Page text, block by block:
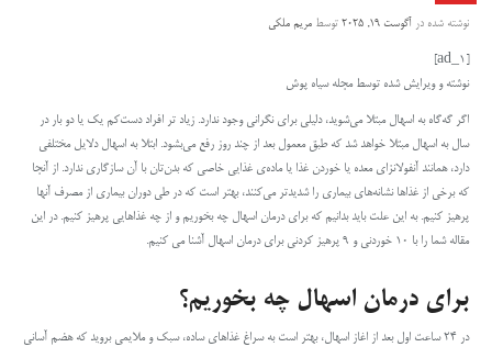
نوشته شده در آگوست 19, 2025 توسط مریم ملکی
[ad_1]
نوشته و ویرایش شده توسط مجله سیاه پوش
اگر گه‌گاه به اسهال مبتلا می‌شوید، دلیلی برای نگرانی وجود ندارد. زیاد تر افراد دست‌کم یک یا دو بار در
سال به اسهال مبتلا خواهد شد که طبق معمول بعد از چند روز رفع می‌بشود. ابتلا به اسهال دلایل مختلفی
دارد، همانند آنفولانزای معده یا خوردن غذا یا ماده‌ی غذایی خاصی که بدن‌تان با آن سازگاری ندارد. از آنجا
که برخی از غذاها نشانه‌های بیماری را شدیدتر می‌کنند، بهتر است که در طی دوران بیماری از مصرف آنها
پرهیز کنیم. به این علت باید بدانیم که برای درمان اسهال چه بخوریم و از چه غذاهایی پرهیز کنیم. در این
مقاله شما را با ۱۰ خوردنی و ۹ پرهیز کردنی برای درمان اسهال آشنا می کنیم.
برای درمان اسهال چه بخوریم؟
در ۲۴ ساعت اول بعد از اغاز اسهال، بهتر است به سراغ غذاهای ساده، سبک و ملایمی بروید که هضم آسانی